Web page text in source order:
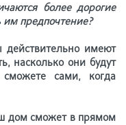
более дорогие
им предпочтение?
имеют
насколько они будут
сами, когда
дом сможет в прямом